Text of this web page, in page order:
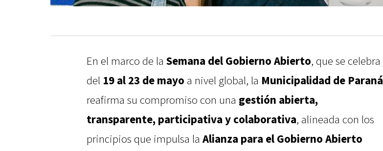
En el marco de la Semana del Gobierno Abierto, que se celebra
del 19 al 23 de mayo a nivel global, la Municipalidad de Paraná
reafirma su compromiso con una gestión abierta,
transparente, participativa y colaborativa, alineada con los
principios que impulsa la Alianza para el Gobierno Abierto